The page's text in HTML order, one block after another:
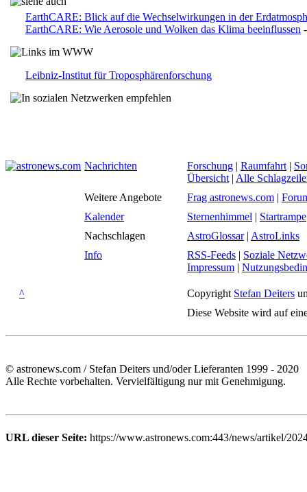
EarthCARE: Blick auf die Wechselwirkungen in der
EarthCARE: Wie Aerosole und Wolken das Klima beeinflussen
Leibniz-Institut für Troposphärenforschung
Nachrichten Forschung | Raumfahrt |
Übersicht | Alle
Weitere Angebote
Frag astronews.com |
Kalender
Sternenhimmel | Startrampe
Nachschlagen
AstroGlossar| AstroLinks
Info
RSS-Feeds | Soziale
Impressum |
^ Copyright Stefan Deiters
Diese Website wird auf
© astronews.com / Stefan Deiters und/oder Lieferanten 1999 - 2020
Alle Rechte vorbehalten. Vervielfältigung nur mit Genehmigung.
URL dieser Seite: https://www.astronews.com:443/news/artikel/